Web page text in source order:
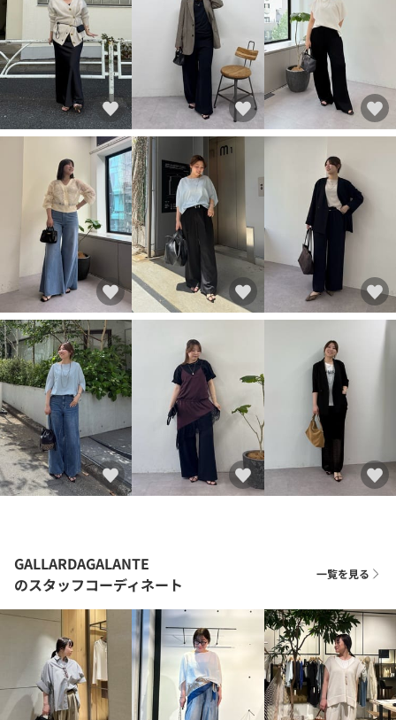
GALLARDAGALANTE
のスタッフコーディネート
一覧を見る